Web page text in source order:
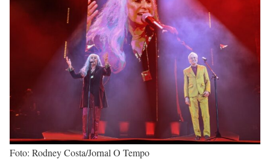
Foto: Rodney Costa/Jornal O Tempo